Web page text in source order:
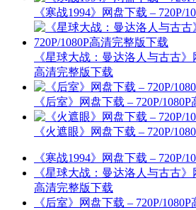
《寒战1994》网盘下载 – 720P/
《星球大战：曼达洛人与古古》
高清完整版下载
《后室》网盘下载 – 720P/
《火遮眼》网盘下载 – 720P/
《寒战1994》网盘下载 – 720P/
《星球大战：曼达洛人与古古》
高清完整版下载
《后室》网盘下载 – 720P/